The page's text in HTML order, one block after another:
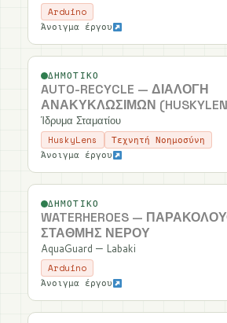
Arduino
Άνοιγμα έργου
ΔΗΜΟΤΙΚΌ
AUTO-RECYCLE — ΔΙΑΛΟΓΉ
ΑΝΑΚΥΚΛΏΣΙΜΩΝ
Ίδρυμα Σταματίου
HuskyLens
Τεχνητή Νοημοσύνη
Άνοιγμα έργου
ΔΗΜΟΤΙΚΌ
WATERHEROES —
ΣΤΆΘΜΗΣ ΝΕΡΟΎ
AquaGuard — Labaki
Arduino
Άνοιγμα έργου